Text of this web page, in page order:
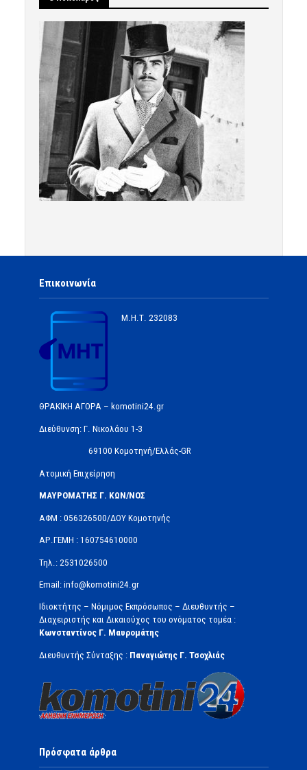
Επικοινωνία
Μ.Η.Τ. 232083
ΘΡΑΚΙΚΗ ΑΓΟΡΑ – komotini24.gr
Διεύθυνση: Γ. Νικολάου 1-3
69100 Κομοτηνή/Ελλάς-GR
Ατομική Επιχείρηση
ΜΑΥΡΟΜΑΤΗΣ Γ. ΚΩΝ/ΝΟΣ
ΑΦΜ : 056326500/ΔOΥ Κομοτηνής
ΑΡ.ΓΕΜΗ : 160754610000
Τηλ.: 2531026500
Email: info@komotini24.gr
Ιδιοκτήτης – Νόμιμος Εκπρόσωπος – Διευθυντής –
Διαχειριστής και Δικαιούχος του ονόματος τομέα :
Κωνσταντίνος Γ. Μαυρομάτης
Διευθυντής Σύνταξης : Παναγιώτης Γ. Τσοχλιάς
Πρόσφατα άρθρα